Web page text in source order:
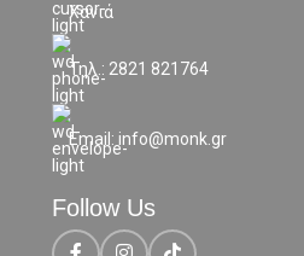
Χανιά
Τηλ.: 2821 821764
Email: info@monk.gr
Follow Us